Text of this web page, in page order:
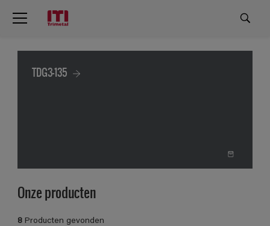
TDG3-135
Onze producten
8 Producten gevonden